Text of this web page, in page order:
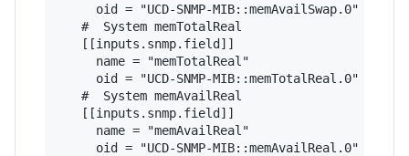
     oid = "UCD-SNMP-MIB::memAvailSwap.0"
   #  System memTotalReal
   [[inputs.snmp.field]]
     name = "memTotalReal"
     oid = "UCD-SNMP-MIB::memTotalReal.0"
   #  System memAvailReal
   [[inputs.snmp.field]]
     name = "memAvailReal"
     oid = "UCD-SNMP-MIB::memAvailReal.0"